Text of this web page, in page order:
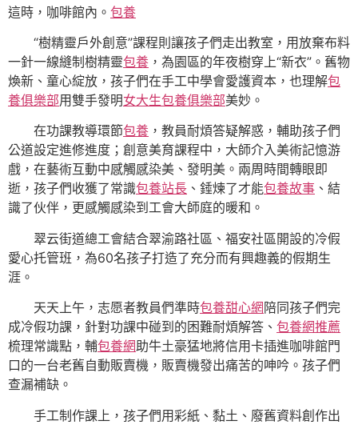
這時，咖啡館內。 包養
“樹精靈戶外創意”課程則讓孩子們走出教室，用放棄布料
一針一線縫制樹精靈包養 ，為園區的年夜樹穿上“新衣”。舊物
煥新、童心綻放，孩子們在手工中學會愛護資本，也理解包
養俱樂部用雙手發明女大生包養俱樂部美妙。
在功課教導環節包養 ，教員耐煩答疑解惑，輔助孩子們
公道設定進修進度；創意美育課程中，大師介入美術記憶游
戲，在藝術互動中感觸感染美、發明美。兩周時間轉眼即
逝，孩子們收獲了常識包養站長 、錘煉了才能包養故事 、結
識了伙伴，更感觸感染到工會大師庭的暖和。
翠云街道總工會結合翠渝路社區、福安社區開設的冷假
愛心托管班，為60名孩子打造了充分而有興趣義的假期生
涯。
天天上午，志愿者教員們準時包養甜心網 陪同孩子們完
成冷假功課，針對功課中碰到的困難耐煩解答、 包養網推薦
梳理常識點，輔包養網助牛土豪猛地將信用卡插進咖啡館門
口的一台老舊自動販賣機，販賣機發出痛苦的呻吟。孩子們
查漏補缺。
手工制作課上，孩子們用彩紙、黏土、廢舊資料創作出